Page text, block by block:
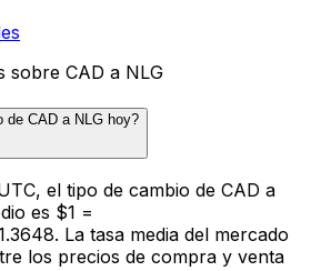
sobre CAD a NLG
de CAD a NLG hoy?
el tipo de cambio de CAD a
es $1 =
La tasa media del mercado
los precios de compra y venta